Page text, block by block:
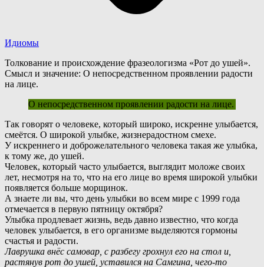
Идиомы
Толкование и происхождение фразеологизма «Рот до ушей».
Смысл и значение: О непосредственном проявлении радости
на лице.
О непосредственном проявлении радости на лице.
Так говорят о человеке, который широко, искренне улыбается,
смеётся. О широкой улыбке, жизнерадостном смехе.
У искреннего и доброжелательного человека такая же улыбка,
к тому же, до ушей.
Человек, который часто улыбается, выглядит моложе своих
лет, несмотря на то, что на его лице во время широкой улыбки
появляется больше морщинок.
А знаете ли вы, что день улыбки во всем мире с 1999 года
отмечается в первую пятницу октября?
Улыбка продлевает жизнь, ведь давно известно, что когда
человек улыбается, в его организме выделяются гормоны
счастья и радости.
Лаврушка внёс самовар, с разбегу грохнул его на стол и,
растянув рот до ушей, уставился на Самгина, чего-то